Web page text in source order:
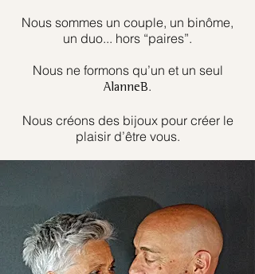
Nous sommes un couple, un binôme,
un duo... hors “paires”.
Nous ne formons qu’un et un seul
AlanneB.
Nous créons des bijoux pour créer le
plaisir d’être vous.